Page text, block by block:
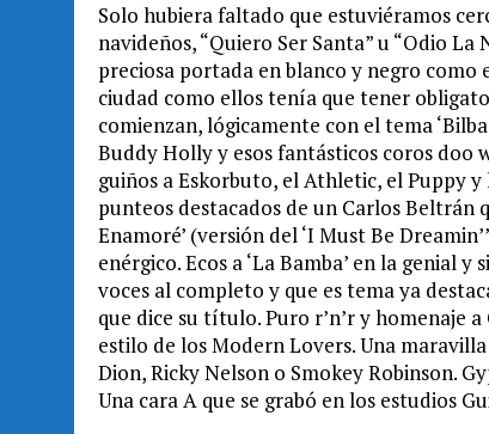
Solo hubiera faltado que estuviéramos
navideños, “Quiero Ser Santa” u “Odio
preciosa portada en blanco y negro como
ciudad como ellos tenía que tener
comienzan, lógicamente con el tema
Buddy Holly y esos fantásticos coros doo
guiños a Eskorbuto, el Athletic, el Puppy y
punteos destacados de un Carlos Beltrán
Enamoré’ (versión del ‘I Must Be
enérgico. Ecos a ‘La Bamba’ en la genial
voces al completo y que es tema ya
que dice su título. Puro r’n’r y homenaje
estilo de los Modern Lovers. Una
Dion, Ricky Nelson o Smokey Robinson.
Una cara A que se grabó en los estudios